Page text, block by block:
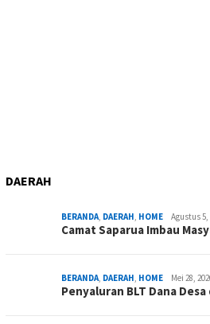
DAERAH
BERANDA, DAERAH, HOME Agustus 5,
Camat Saparua Imbau
BERANDA, DAERAH, HOME Mei 28,
Penyaluran BLT Dana